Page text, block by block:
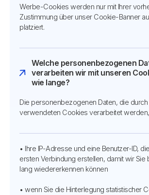
Werbe-Cookies werden nur mit Ihrer
Zustimmung über unser Cookie-Banner
platziert.
Welche personenbezogenen
verarbeiten wir mit unseren
wie lange?
Die personenbezogenen Daten, die
verwendeten Cookies verarbeitet
• Ihre IP-Adresse und eine Benutzer-ID,
ersten Verbindung erstellen, damit wir Sie
lang wiedererkennen können
• wenn Sie die Hinterlegung statistischer